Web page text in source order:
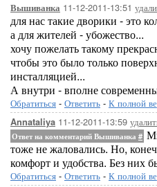
Вышиванка 11-12-2011-13:51
для нас такие дворики - это
а для жителей - убожество...
хочу пожелать такому
чтобы это было только
инсталляцией...
А внутри - вполне
Обратиться - Ответить - К полной
Annataliya 11-12-2011-13:59
Ответ на комментарий Вышиванка #
тоже не жаловались. Но,
комфорт и удобства. Без них
Обратиться - Ответить - К полной